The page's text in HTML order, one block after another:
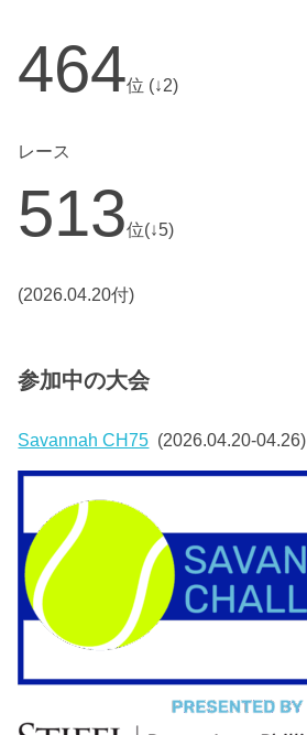
464位 (↓2)
レース
513位(↓5)
(2026.04.20付)
参加中の大会
Savannah CH75 (2026.04.20-04.26)